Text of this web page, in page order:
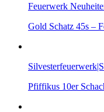
Feuerwerk
Gold Schatz 45s –
Pfiffikus 10er